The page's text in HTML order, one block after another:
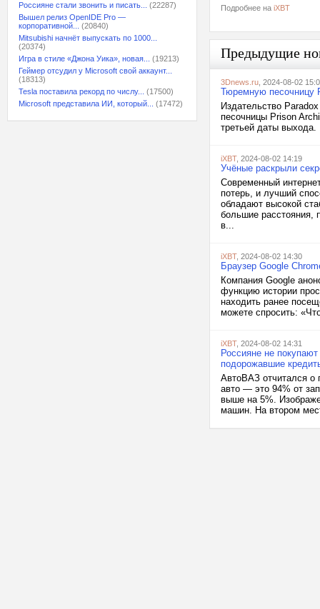
Россияне стали звонить и писать...
(22287)
Вышел релиз OpenIDE Pro —
корпоративной...
(20840)
Mitsubishi начнёт выпускать по 1000...
(20374)
Игра в стиле «Джона Уика», новая...
(19213)
Геймер отсудил у Microsoft свой аккаунт...
(18313)
Tesla поставила рекорд по числу...
(17500)
Microsoft представила ИИ, который...
(17472)
Подробнее на iXBT
Предыдущие
3Dnews.ru , 2024-08-02
Тюремную песочницу
Издательство
песочницы Prison
третьей даты выхода.
iXBT, 2024-08-02 14:19
Учёные раскрыли
Современный
потерь, и лучший
обладают высокой
большие расстояния,
в...
iXBT, 2024-08-02 14:30
Браузер Google
Компания Google
функцию истории
находить ранее
можете спросить:
iXBT, 2024-08-02 14:31
Россияне не
подорожавшие
АвтоВАЗ отчитался о
авто — это 94% от
выше на 5%.
машин. На втором